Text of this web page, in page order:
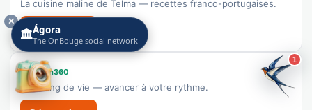
1
🌐 Voir le site
👉 C'est votre commerce ?
La Cabane du Pêcheur
Recensé · non-membre
Poissonnerie
La cuisine maline de Telma — recettes franco-portugaises.
Découvrir →
🪞 Coach360
Coaching de vie — avancer à votre rythme.
🏛️Ágora
The OnBouge social network
✕